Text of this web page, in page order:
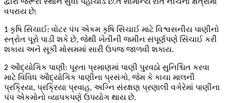
દ્વારા જરૂરી સ્થાન સુધી પહોંચાડે છે.તે સામાન્ય રીતે નીચેના ક્ષેત્રોમાં
વપરાય છે:
1 કૃષિ સિંચાઈ: વોટર પંપ એકમ કૃષિ સિંચાઈ માટે વિશ્વસનીય પાણીનો
સ્ત્રોત પૂરો પાડી શકે છે, જેથી ખેતીની જમીન સંપૂર્ણપણે સિંચાઈ કરી
શકાય અને સૂકી મોસમમાં સારી ઉપજ જાળવી શકાય.
2 ઔદ્યોગિક પાણી: પૂરતા પ્રમાણમાં પાણી પુરવઠો સુનિશ્ચિત કરવા
માટે વિવિધ ઔદ્યોગિક પાણીના પ્રસંગો, જેમ કે કાચા માલની
પ્રક્રિયા, પ્રક્રિયા પ્રવાહ, અગ્નિ સંરક્ષણ પ્રણાલી વગેરેમાં પાણીના
પંપ એકમોનો વ્યાપકપણે ઉપયોગ થાય છે.